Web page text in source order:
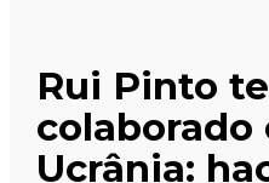
Rui Pinto
colaborado
Ucrânia: